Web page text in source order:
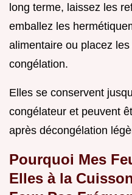
long terme, laissez les
emballez les
alimentaire ou placez
congélation.
Elles se conservent
congélateur et peuvent
après décongélation
Pourquoi Mes
Elles à la